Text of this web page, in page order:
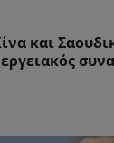
και